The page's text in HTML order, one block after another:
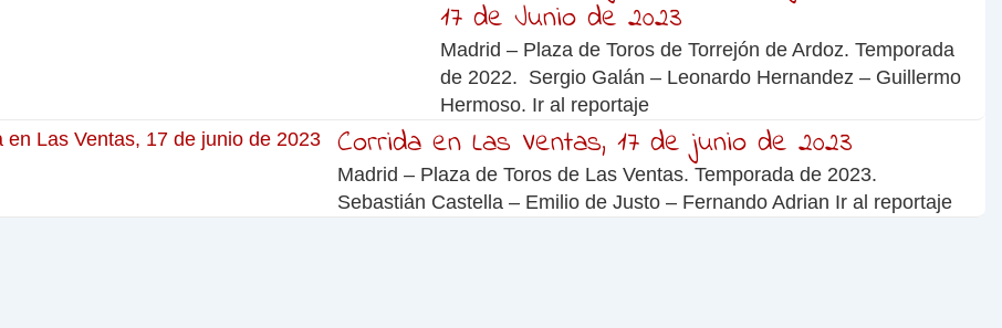
17 de Junio de 2023
Madrid – Plaza de Toros de Torrejón de Ardoz. Temporada
de 2022. Sergio Galán – Leonardo Hernandez – Guillermo
Hermoso. Ir al reportaje
Corrida en Las Ventas, 17 de junio de 2023
Madrid – Plaza de Toros de Las Ventas. Temporada de 2023.
Sebastián Castella – Emilio de Justo – Fernando Adrian Ir al reportaje